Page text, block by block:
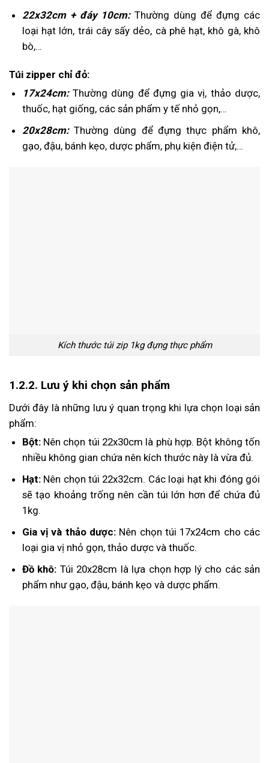
22x32cm + đáy 10cm:Thường dùng để đựng các
loại hạt lớn, trái cây sấy dẻo, cà phê hạt, khô gà, khô
bò,…
Túi zipper chỉ đỏ:
17x24cm:Thường dùng để đựng gia vị, thảo dược,
thuốc, hạt giống, các sản phẩm y tế nhỏ gọn,…
20x28cm:Thường dùng để đựng thực phẩm khô,
gạo, đậu, bánh kẹo, dược phẩm, phụ kiện điện tử,…
Kích thước túi zip 1kg đựng thực phẩm
1.2.2. Lưu ý khi chọn sản phẩm
Dưới đây là những lưu ý quan trọng khi lựa chọn loại sản
phẩm:
Bột:Nên chọn túi 22x30cm là phù hợp. Bột không tốn
nhiều không gian chứa nên kích thước này là vừa đủ.
Hạt:Nên chọn túi 22x32cm. Các loại hạt khi đóng gói
sẽ tạo khoảng trống nên cần túi lớn hơn để chứa đủ
1kg.
Gia vị và thảo dược: Nên chọn túi 17x24cm cho các
loại gia vị nhỏ gọn, thảo dược và thuốc.
Đồ khô: Túi 20x28cm là lựa chọn hợp lý cho các sản
phẩm như gạo, đậu, bánh kẹo và dược phẩm.